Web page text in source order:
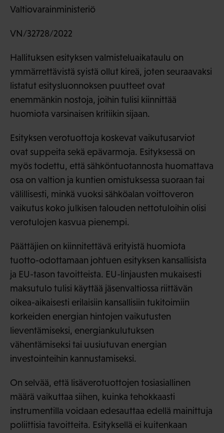
Valtiovarainministeriö
VN/32728/2022
Hallituksen esityksen valmisteluaikataulu on
ymmärrettävistä syistä ollut kireä, joten seuraavaksi
listatut esitysluonnoksen puutteet ovat
enemmänkin nostoja, joihin tulisi kiinnittää
huomiota varsinaisen kritiikin sijaan.
Esityksen verotuottoja koskevat vaikutusarviot
ovat suppeita sekä epävarmoja. Esityksessä on
myös todettu, että sähköntuotannosta huomattava
osa on valtion ja kuntien omistuksessa suoraan tai
välillisesti, minkä vuoksi sähköalan voittoveron
vaikutus koko julkisen talouden nettotuloihin olisi
verotulojen kasvua pienempi.
Päättäjien on kiinnitettävä erityistä huomiota
tuotto-odottamaan johtuen esityksen kansallisista
ja EU-tason tavoitteista. EU-linjausten mukaisesti
maksutulo tulisi käyttää jäsenvaltiossa riittävän
oikea-aikaisesti erilaisiin kansallisiin tukitoimiin
korkeiden energian hintojen vaikutusten
lieventämiseksi, energiankulutuksen
vähentämiseksi tai uusiutuvan energian
investointeihin kannustamiseksi.
On selvää, että lisäverotuottojen tosiasiallinen
määrä vaikuttaa siihen, kuinka tehokkaasti
instrumentilla voidaan edesauttaa edellä mainittuja
poliittisia tavoitteita. Esityksellä ei kuitenkaan